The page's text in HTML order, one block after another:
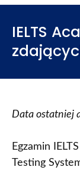
IELTS
Data ostatniej
Egzamin
Testing